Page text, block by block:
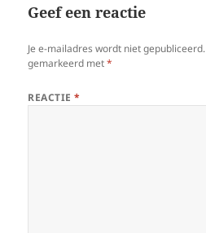
Geef een reactie
Je e-mailadres wordt niet gepubliceerd.
gemarkeerd met*
REACTIE*